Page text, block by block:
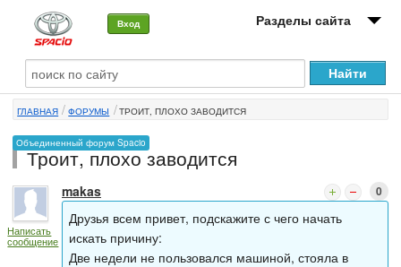
Вход Разделы сайта
О машине
Автоклуб
Форумы
Сервисы и услуги
Новости
ГЛАВНАЯ ФОРУМЫ ТРОИТ, ПЛОХО ЗАВОДИТСЯ
Объединенный форум Spacio
Троит, плохо заводится
Написать
сообщение
makas 0
Друзья всем привет, подскажите с чего начать
искать причину:
Две недели не пользовался машиной, стояла в